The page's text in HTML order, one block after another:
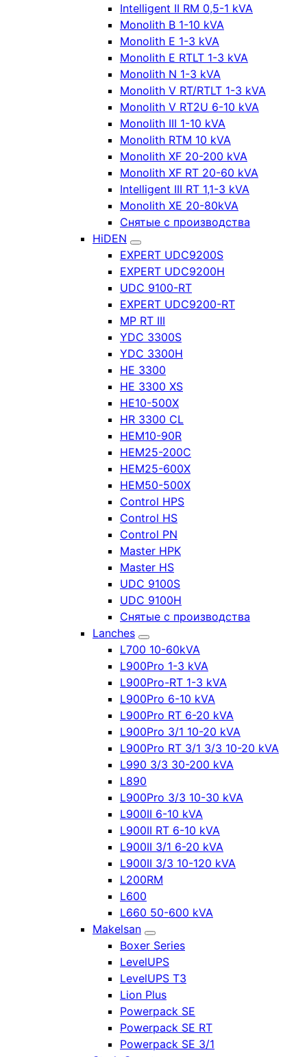
Intelligent II RM 0,5-1 kVA
Monolith B 1-10 kVA
Monolith E 1-3 kVA
Monolith E RTLT 1-3 kVA
Monolith N 1-3 kVA
Monolith V RT/RTLT 1-3 kVA
Monolith V RT2U 6-10 kVA
Monolith III 1-10 kVA
Monolith RTM 10 kVA
Monolith XF 20-200 kVA
Monolith XF RT 20-60 kVA
Intelligent III RT 1,1-3 kVA
Monolith XE 20-80kVA
Снятые с производства
HiDEN
EXPERT UDC9200S
EXPERT UDC9200H
UDC 9100-RT
EXPERT UDC9200-RT
MP RT III
YDC 3300S
YDC 3300H
HE 3300
HE 3300 XS
HE10-500X
HR 3300 CL
HEM10-90R
HEM25-200C
HEM25-600X
HEM50-500X
Control HPS
Control HS
Control PN
Master HPK
Master HS
UDC 9100S
UDC 9100H
Снятые с производства
Lanches
L700 10-60kVA
L900Pro 1-3 kVA
L900Pro-RT 1-3 kVA
L900Pro 6-10 kVA
L900Pro RT 6-20 kVA
L900Pro 3/1 10-20 kVA
L900Pro RT 3/1 3/3 10-20 kVA
L990 3/3 30-200 kVA
L890
L900Pro 3/3 10-30 kVA
L900II 6-10 kVA
L900II RT 6-10 kVA
L900II 3/1 6-20 kVA
L900II 3/3 10-120 kVA
L200RM
L600
L660 50-600 kVA
Makelsan
Boxer Series
LevelUPS
LevelUPS T3
Lion Plus
Powerpack SE
Powerpack SE RT
Powerpack SE 3/1